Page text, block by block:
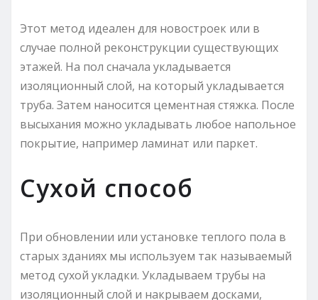
Этот метод идеален для новостроек или в
случае полной реконструкции существующих
этажей. На пол сначала укладывается
изоляционный слой, на который укладывается
труба. Затем наносится цементная стяжка. После
высыхания можно укладывать любое напольное
покрытие, например ламинат или паркет.
Сухой способ
При обновлении или установке теплого пола в
старых зданиях мы используем так называемый
метод сухой укладки. Укладываем трубы на
изоляционный слой и накрываем досками,